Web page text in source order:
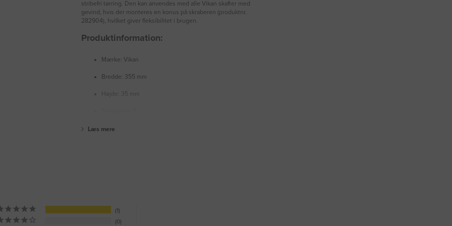
stribefri tørring. Den kan anvendes med alle Vikan skafter med
gevind, hvis der monteres en konus på skraberen (produktnr.
282904), hvilket giver fleksibilitet i brugen.
Produktinformation:
Mærke: Vikan
Bredde: 355 mm
Højde: 35 mm
Læs mere
1
0